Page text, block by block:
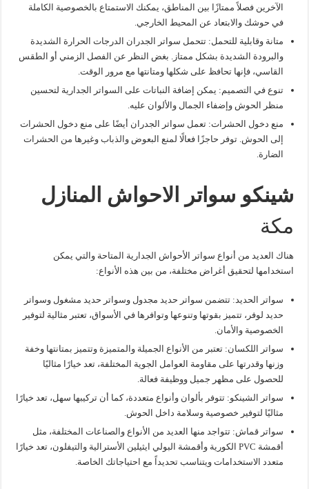
الآخرين فصلاً ممتازًا بين المناطق، يمكنك الاستمتاع بالخصوصية الكاملة
في حوشك والابتعاد عن المحيط الخارجي.
متانة وقابلية للتحمل: تتحمل سواتر الجدران الدرجات الحرارة الشديدة
والبرودة الشديدة بشكل ممتاز. بغض النظر عن الفصل الزمني أو الطقس
القاسي، فإنها تحافظ على شكلها ومتانتها مع مرور الوقت.
تنوع في التصميم: يمكن إضافة النباتات على السواتر الجدارية لتحسين
منظر الحوش وإضفاء الجمال والألوان عليه.
منع دخول الحشرات: تعمل سواتر الجدران أيضًا على منع دخول الحشرات
إلى الحوش. توفر حاجزًا فعالًا لمنع البعوض والذباب وغيرها من الحشرات
الضارة.
شينكو سواتر الاحواش المنازل
مكة
هناك العديد من أنواع سواتر الأحواش الجدارية المتاحة والتي يمكن
استخدامها لتحقيق أغراض مختلفة، من بين هذه الأنواع:
سواتر الحديد: تتضمن سواتر حديد مجدول وسواتر حديد مشغول وسواتر
حديد لوفر، تتميز بقوتها وتنوعها وتوافرها في الأسواق، تعتبر مثالية لتوفير
الخصوصية والأمان.
سواتر اللكسان: تعتبر من الأنواع الجميلة والمتميزة وتتميز بمتانتها وخفة
وزنها وقدرتها على مقاومة العوامل الجوية المختلفة، تعد خيارًا مثاليًا
للحصول على مظهر جميل ووظيفة فعالة.
سواتر الشينكو: تتوفر بألوان وأنواع متعددة، كما أن تركيبها سهل، تعد خيارًا
مثاليًا لتوفير خصوصية وسلامة داخل الحوش.
سواتر قماش: تتواجد منها العديد من الأنواع والصناعات المختلفة، مثل
أقمشة PVC الكورية وأقمشة البولي ايثيلين الأسترالية والتيفلون، تعد خيارًا
متعدد الاستخدامات ويتناسب تحديداً مع احتياجاتك الخاصة.